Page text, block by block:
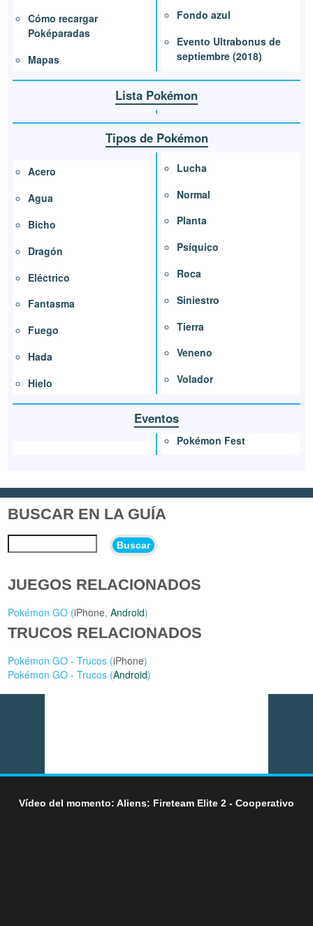
Cómo recargar
Poképaradas
Mapas
Fondo azul
Evento Ultrabonus de
septiembre (2018)
Lista Pokémon
Tipos de Pokémon
Acero
Agua
Bicho
Dragón
Eléctrico
Fantasma
Fuego
Hada
Hielo
Lucha
Normal
Planta
Psíquico
Roca
Siniestro
Tierra
Veneno
Volador
Eventos
Pokémon Fest
BUSCAR EN LA GUÍA
Buscar
JUEGOS RELACIONADOS
Pokémon GO (iPhone,Android)
TRUCOS RELACIONADOS
Pokémon GO - Trucos (iPhone)
Pokémon GO - Trucos (Android)
Vídeo del momento: Aliens: Fireteam Elite 2 - Cooperativo